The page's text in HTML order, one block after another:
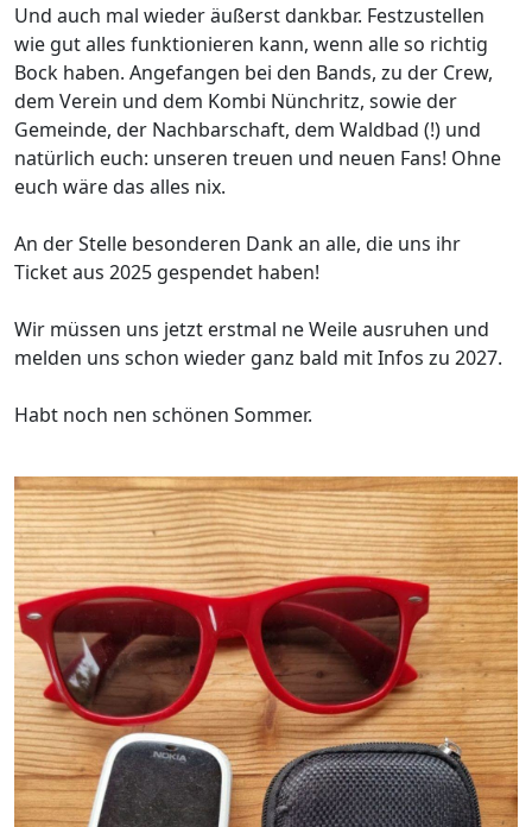
Und auch mal wieder äußerst dankbar. Festzustellen
wie gut alles funktionieren kann, wenn alle so richtig
Bock haben. Angefangen bei den Bands, zu der Crew,
dem Verein und dem Kombi Nünchritz, sowie der
Gemeinde, der Nachbarschaft, dem Waldbad (!) und
natürlich euch: unseren treuen und neuen Fans! Ohne
euch wäre das alles nix.
An der Stelle besonderen Dank an alle, die uns ihr
Ticket aus 2025 gespendet haben!
Wir müssen uns jetzt erstmal ne Weile ausruhen und
melden uns schon wieder ganz bald mit Infos zu 2027.
Habt noch nen schönen Sommer.